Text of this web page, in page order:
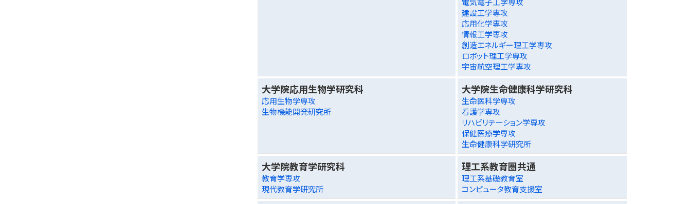
建設工学専攻
応用化学専攻
情報工学専攻
創造エネルギー理工学専攻
ロボット理工学専攻
宇宙航空理工学専攻
大学院応用生物学研究科
応用生物学専攻
生物機能開発研究所
大学院生命健康科学研究科
生命医科学専攻
看護学専攻
リハビリテーション学専攻
保健医療学専攻
生命健康科学研究所
大学院教育学研究科
教育学専攻
現代教育学研究所
理工系教育圏共通
理工系基礎教育室
コンピュータ教育支援室